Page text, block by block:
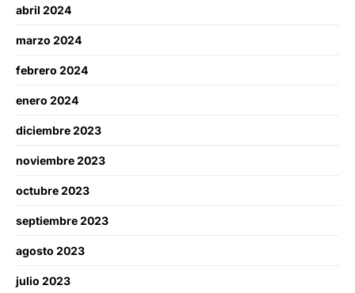
abril 2024
marzo 2024
febrero 2024
enero 2024
diciembre 2023
noviembre 2023
octubre 2023
septiembre 2023
agosto 2023
julio 2023